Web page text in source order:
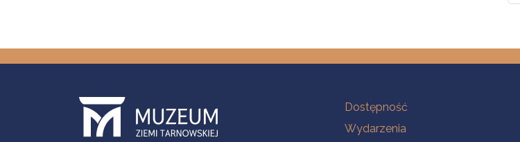
Na skróty
Dostępność
Wydarzenia